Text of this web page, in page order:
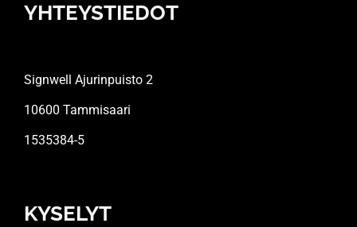
YHTEYSTIEDOT
Signwell Ajurinpuisto 2
10600 Tammisaari
1535384-5
KYSELYT